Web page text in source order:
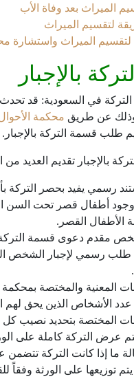
الميراث بعد وفاة الأب
لتقسيم الميراث
الميراث
بالإجبار
التركة في السعودية: قد
وذلك عن طريق محكمة
طلب قسمة التركة بالإجبار.
بالإجبار تقديم العديد
رسمي يفيد بحصر التركة
أطفال قصر تحت السن
الأطفال القصر.
مقدم دعوى قسمة التركة
طلب رسمي لإجبار الشخص
المعنية والمختصة
عدد الأشخاص الذين يحق
المختصة بتحديد نصيب
عرض التركة كاملة على
ما إذا كانت التركة تتضمن
توزيعها على الورثة وفقاً